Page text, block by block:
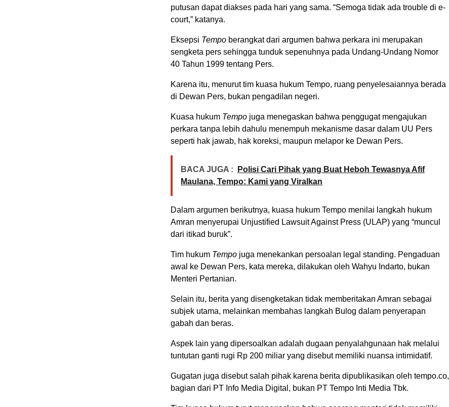
putusan dapat diakses pada hari yang sama. “Semoga tidak ada trouble di e-
court,” katanya.
Eksepsi Tempo berangkat dari argumen bahwa perkara ini merupakan
sengketa pers sehingga tunduk sepenuhnya pada Undang-Undang Nomor
40 Tahun 1999 tentang Pers.
Karena itu, menurut tim kuasa hukum Tempo, ruang penyelesaiannya berada
di Dewan Pers, bukan pengadilan negeri.
Kuasa hukum Tempo juga menegaskan bahwa penggugat mengajukan
perkara tanpa lebih dahulu menempuh mekanisme dasar dalam UU Pers
seperti hak jawab, hak koreksi, maupun melapor ke Dewan Pers.
BACA JUGA :
Polisi Cari Pihak yang Buat Heboh Tewasnya Afif
Maulana, Tempo: Kami yang Viralkan
Dalam argumen berikutnya, kuasa hukum Tempo menilai langkah hukum
Amran menyerupai Unjustified Lawsuit Against Press (ULAP) yang “muncul
dari itikad buruk”.
Tim hukum Tempo juga menekankan persoalan legal standing. Pengaduan
awal ke Dewan Pers, kata mereka, dilakukan oleh Wahyu Indarto, bukan
Menteri Pertanian.
Selain itu, berita yang disengketakan tidak memberitakan Amran sebagai
subjek utama, melainkan membahas langkah Bulog dalam penyerapan
gabah dan beras.
Aspek lain yang dipersoalkan adalah dugaan penyalahgunaan hak melalui
tuntutan ganti rugi Rp 200 miliar yang disebut memiliki nuansa intimidatif.
Gugatan juga disebut salah pihak karena berita dipublikasikan oleh tempo.co,
bagian dari PT Info Media Digital, bukan PT Tempo Inti Media Tbk.